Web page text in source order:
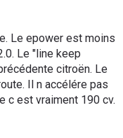
Le epower est moins
Le "line keep
citroën. Le
Il n accélére pas
c est vraiment 190 cv.